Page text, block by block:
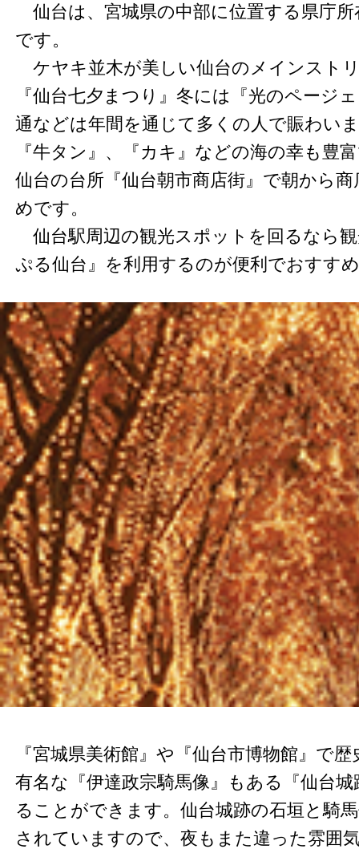
仙台は、宮城県の中部に位置する県庁
です。
ケヤキ並木が美しい仙台のメインスト
『仙台七夕まつり』冬には『光のページ
通などは年間を通じて多くの人で賑わい
『牛タン』、『カキ』などの海の幸も豊
仙台の台所『仙台朝市商店街』で朝から
めです。
仙台駅周辺の観光スポットを回るなら
ぷる仙台』を利用するのが便利でおすす
『宮城県美術館』や『仙台市博物館』で
有名な『伊達政宗騎馬像』もある『仙台
ることができます。仙台城跡の石垣と騎
されていますので、夜もまた違った雰囲